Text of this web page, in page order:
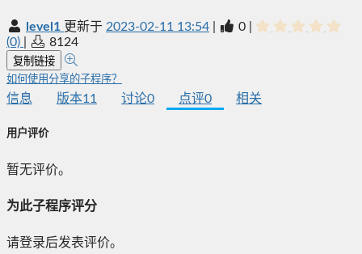
level1 更新于 2023-02-11 13:54 0
(0)
8124
复制链接
如何使用分享的子程序？
信息 版本11 讨论0 点评0 相关
用户评价
暂无评价。
为此子程序评分
请登录后发表评价。